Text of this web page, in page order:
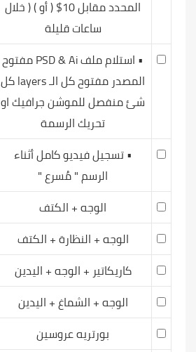
المحدد مقابل 10$ ( أو ) ( خلال
ساعات قليلة
• استلام ملف PSD & Ai مفتوح
المصدر مفتوح كل الـ layers كل
شئ منفصل للموشن جرافيك او
تحريك الرسمة
• تسجيل فيديو كامل أثناء
الرسم " مُسرع "
الوجه + الكتف
الوجه + النظارة + الكتف
كاريكاتير + الوجه + اليدين
الوجه + الشماغ + اليدين
بورتريه عروسين